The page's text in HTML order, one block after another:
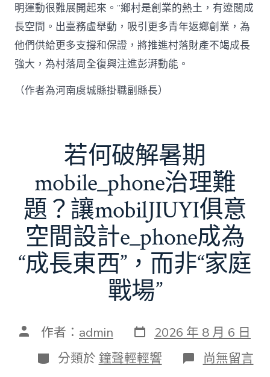
明運動很難展開起來。”鄉村是創業的熱土，有遼闊成
長空間。出臺務虛舉動，吸引更多青年返鄉創業，為
他們供給更多支撐和保證，將推進村落財產不竭成長
強大，為村落周全復興注進彭湃動能。
（作者為河南虞城縣掛職副縣長）
若何破解暑期
mobile_phone治理難
題？讓mobilJIUYI俱意
空間設計e_phone成為
“成長東西”，而非“家庭
戰場”
文 作者： admin 發
表
日
期
2026 年 8 月 6 日
分
類
分類於 鐘聲輕輕響 在
〈若
尚無留言